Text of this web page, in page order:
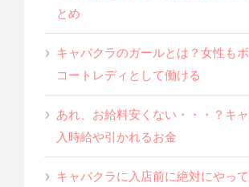
とめ
キャバクラのガールとは？女性も
コートレディとして働ける
あれ、お給料安くない・・・？キ
入時給や引かれるお金
キャバクラに入店前に絶対にやっ